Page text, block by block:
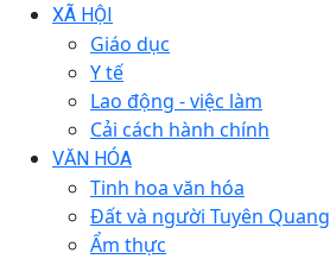
XÃ HỘI
Giáo dục
Y tế
Lao động - việc làm
Cải cách hành chính
VĂN HÓA
Tinh hoa văn hóa
Đất và người Tuyên Quang
Ẩm thực